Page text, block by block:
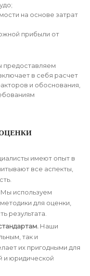
на основе затрат
прибыли от
предоставляем
в себя расчет
и обоснования,
имеют опыт в
все аспекты,
Мы используем
для оценки,
результата.
Наши
так и
их пригодными для
и юридической